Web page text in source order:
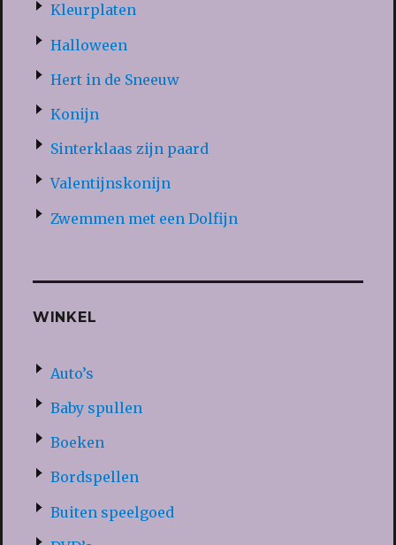
Kleurplaten
Halloween
Hert in de Sneeuw
Konijn
Sinterklaas zijn paard
Valentijnskonijn
Zwemmen met een Dolfijn
WINKEL
Auto’s
Baby spullen
Boeken
Bordspellen
Buiten speelgoed